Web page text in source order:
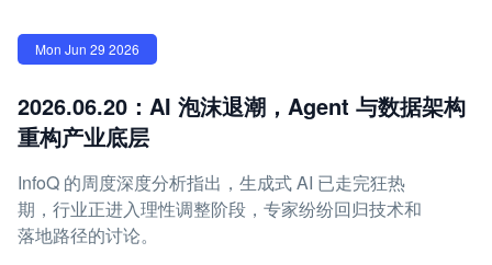
Mon Jun 29 2026
2026.06.20：AI 泡沫退潮，Agent 与数据架构
重构产业底层
InfoQ 的周度深度分析指出，生成式 AI 已走完狂热
期，行业正进入理性调整阶段，专家纷纷回归技术和
落地路径的讨论。